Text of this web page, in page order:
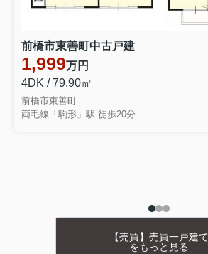
前橋市東善町中古戸建
1,999万円
4DK / 79.90㎡
前橋市東善町
両毛線「駒形」駅 徒歩20分
【売買】売買一戸建て
をもっと見る